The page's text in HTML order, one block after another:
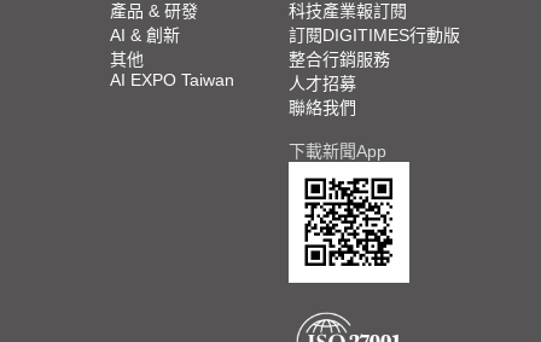
產品 & 研發
AI & 創新
其他
AI EXPO Taiwan
科技產業報訂閱
訂閱DIGITIMES行動版
整合行銷服務
人才招募
聯絡我們
下載新聞App